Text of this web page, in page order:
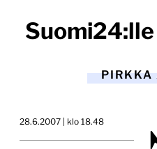
PIRKKA
28.6.2007 | klo 18.48